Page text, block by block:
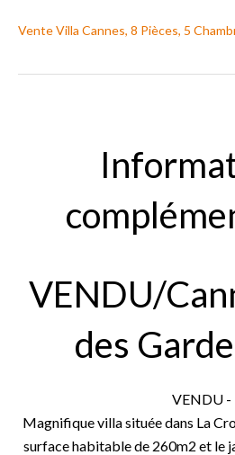
Vente Villa Cannes, 8 Pièces, 5
VENDU/
des
VENDU -
Magnifique villa située dans La
surface habitable de 260m2 et le